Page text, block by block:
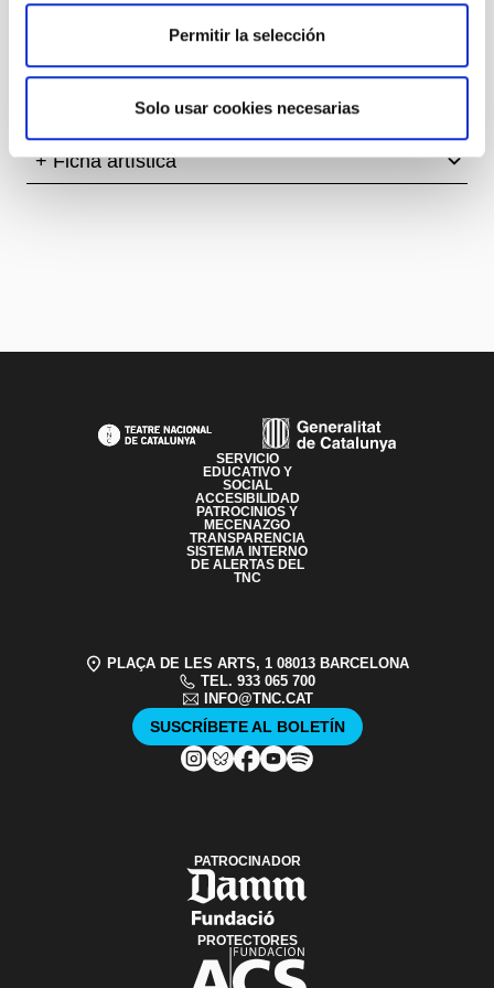
Permitir la selección
Solo usar cookies necesarias
que seduzca a un público de todas edades.
Autoría
25è Aniversari
+ Ficha artística
SERVICIO
EDUCATIVO Y
SOCIAL
ACCESIBILIDAD
PATROCINIOS Y
MECENAZGO
TRANSPARENCIA
SISTEMA INTERNO
DE ALERTAS DEL
TNC
PLAÇA DE LES ARTS, 1 08013 BARCELONA
TEL. 933 065 700
INFO@TNC.CAT
SUSCRÍBETE AL BOLETÍN
PATROCINADOR
PROTECTORES